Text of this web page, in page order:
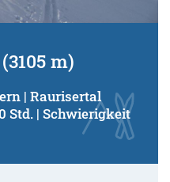
m)
| Raurisertal
Std. | Schwierigkeit